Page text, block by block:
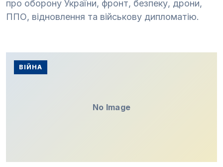
про оборону України, фронт, безпеку, дрони,
ППО, відновлення та військову дипломатію.
No Image
ВІЙНА